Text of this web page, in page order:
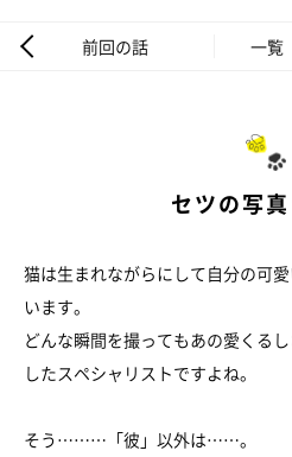
前回の話 一覧
セツの写
猫は生まれながらにして自分の可
います。
どんな瞬間を撮ってもあの愛くる
したスペシャリストですよね。
そう………「彼」以外は……。